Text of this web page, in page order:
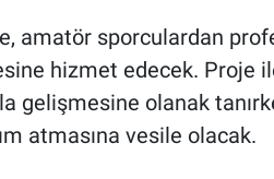
amatör sporculardan
hizmet edecek. Proje
gelişmesine olanak
atmasına vesile olacak.